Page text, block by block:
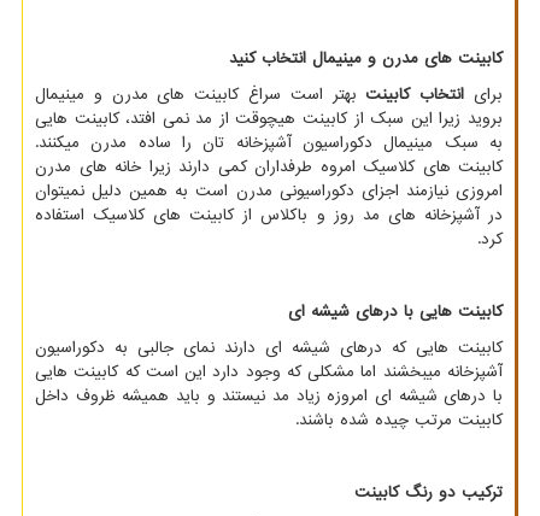
کابینت های مدرن و مینیمال انتخاب کنید
برای انتخاب کابینت بهتر است سراغ کابینت های مدرن و مینیمال
بروید زیرا این سبک از کابینت هیچوقت از مد نمی افتد، کابینت هایی
به سبک مینیمال دکوراسیون آشپزخانه تان را ساده مدرن میکنند.
کابینت های کلاسیک امروه طرفداران کمی دارند زیرا خانه های مدرن
امروزی نیازمند اجزای دکوراسیونی مدرن است به همین دلیل نمیتوان
در آشپزخانه های مد روز و باکلاس از کابینت های کلاسیک استفاده
کرد.
کابینت هایی با درهای شیشه ای
کابینت هایی که درهای شیشه ای دارند نمای جالبی به دکوراسیون
آشپزخانه میبخشند اما مشکلی که وجود دارد این است که کابینت هایی
با درهای شیشه ای امروزه زیاد مد نیستند و باید همیشه ظروف داخل
کابینت مرتب چیده شده باشند.
ترکیب دو رنگ کابینت